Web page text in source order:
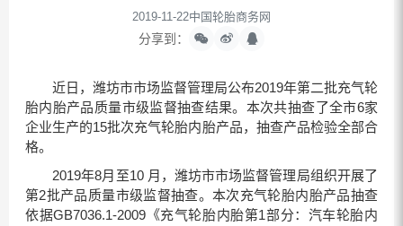
2019-11-22中国轮胎商务网
分享到：
近日，潍坊市市场监督管理局公布2019年第二批充气轮
胎内胎产品质量市级监督抽查结果。本次共抽查了全市6家
企业生产的15批次充气轮胎内胎产品，抽查产品检验全部合
格。
2019年8月至10 月，潍坊市市场监督管理局组织开展了
第2批产品质量市级监督抽查。本次充气轮胎内胎产品抽查
依据GB7036.1-2009《充气轮胎内胎第1部分：汽车轮胎内